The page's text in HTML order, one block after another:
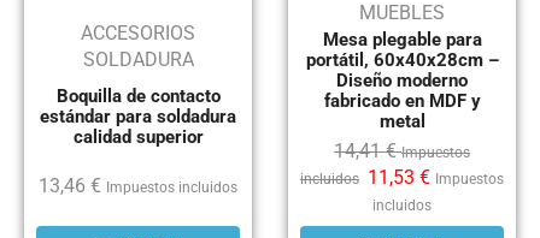
ACCESORIOS
SOLDADURA
Boquilla de contacto
estándar para soldadura
calidad superior
13,46 € Impuestos incluidos
MUEBLES
Mesa plegable para
portátil, 60x40x28cm –
Diseño moderno
fabricado en MDF y
metal
14,41€ Impuestos
incluidos 11,53 € Impuestos
incluidos